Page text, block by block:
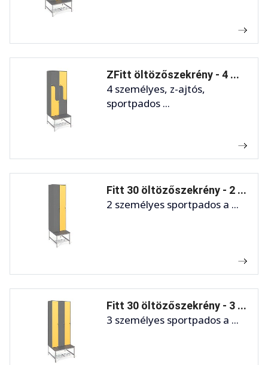
ZFitt öltözőszekrény - 4 ...
4 személyes, z-ajtós,
sportpados ...
Fitt 30 öltözőszekrény - 2 ...
2 személyes sportpados a ...
Fitt 30 öltözőszekrény - 3 ...
3 személyes sportpados a ...